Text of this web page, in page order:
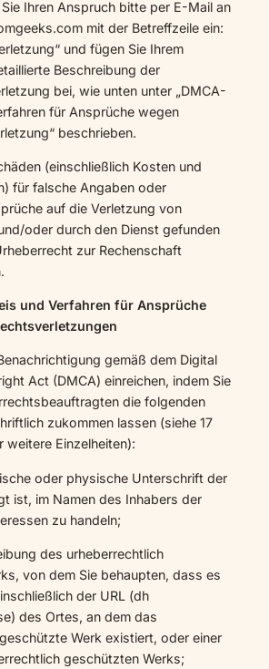
Ihren Anspruch bitte per E-Mail an
mit der Betreffzeile ein:
und fügen Sie Ihrem
Beschreibung der
bei, wie unten unter „DMCA-
für Ansprüche wegen
beschrieben.
(einschließlich Kosten und
für falsche Angaben oder
auf die Verletzung von
oder durch den Dienst gefunden
zur Rechenschaft
und Verfahren für Ansprüche
gemäß dem Digital
Act (DMCA) einreichen, indem Sie
die folgenden
zukommen lassen (siehe 17
weitere Einzelheiten):
oder physische Unterschrift der
ist, im Namen des Inhabers der
zu handeln;
des urheberrechtlich
von dem Sie behaupten, dass es
der URL (dh
des Ortes, an dem das
Werk existiert, oder einer
geschützten Werks;